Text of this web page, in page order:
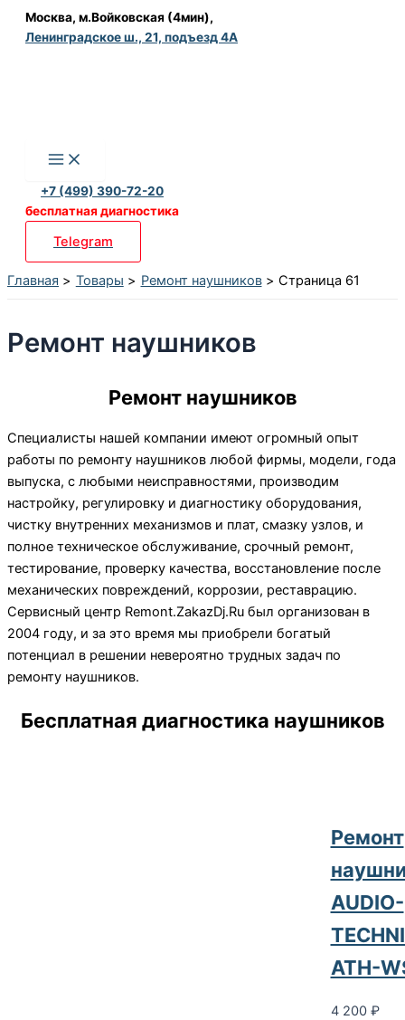
Перейти
Москва, м.Войковская (4мин),
Ленинградское ш., 21, подъезд 4А
+7 (499) 390-72-20
бесплатная диагностика
Telegram
Главная Товары Ремонт наушников Страница 61
Ремонт наушников
Ремонт наушников
Специалисты нашей компании имеют огромный опыт
работы по ремонту наушников любой фирмы, модели, года
выпуска, с любыми неисправностями, производим
настройку, регулировку и диагностику оборудования,
чистку внутренних механизмов и плат, смазку узлов, и
полное техническое обслуживание, срочный ремонт,
тестирование, проверку качества, восстановление после
механических повреждений, коррозии, реставрацию.
Сервисный центр Remont.ZakazDj.Ru был организован в
2004 году, и за это время мы приобрели богатый
потенциал в решении невероятно трудных задач по
ремонту наушников.
Бесплатная диагностика наушников
Ремонт
AUDIO-
ATH-
4 200 ₽